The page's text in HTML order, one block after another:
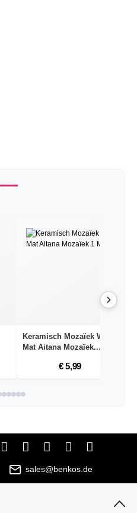
Keramisch Mozaïek Wit
Mat Aitana Mozaïek...
€ 5,99
sales@benkos.de